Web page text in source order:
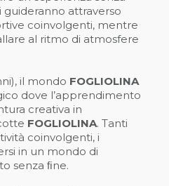
guideranno attraverso
coinvolgenti, mentre
al ritmo di atmosfere
il mondo FOGLIOLINA
dove l’apprendimento
creativa in
FOGLIOLINA. Tanti
coinvolgenti, i
in un mondo di
senza ﬁne.